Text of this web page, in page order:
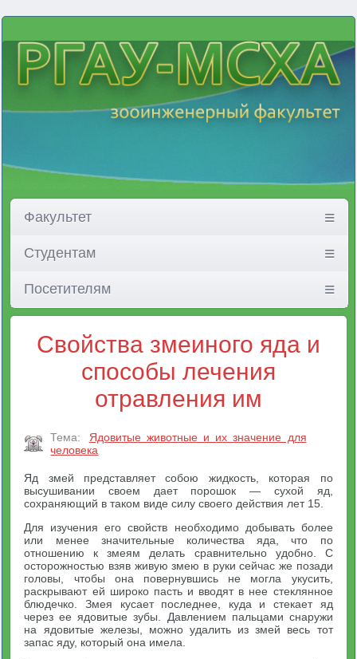
Факультет
Студентам
Посетителям
Свойства змеиного яда и
способы лечения
отравления им
Тема:
Ядовитые животные и их значение для
человека
Яд змей представляет собою жидкость, которая по
высушивании своем дает порошок — сухой яд,
сохраняющий в таком виде силу своего действия лет 15.
Для изучения его свойств необходимо добывать более
или менее значительные количества яда, что по
отношению к змеям делать сравнительно удобно. С
осторожностью взяв живую змею в руки сейчас же позади
головы, чтобы она повернувшись не могла укусить,
раскрывают ей широко пасть и вводят в нее стеклянное
блюдечко. Змея кусает последнее, куда и стекает яд
через ее ядовитые зубы. Давлением пальцами снаружи
на ядовитые железы, можно удалить из змей весь тот
запас яду, который она имела.